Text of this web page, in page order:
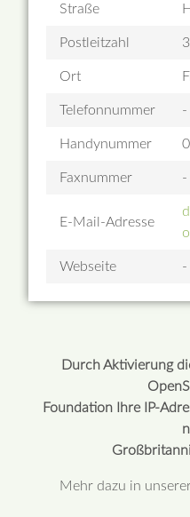
Straße
Postleitzahl
Ort
Telefonnummer -
Handynummer
Faxnummer -
E-Mail-Adresse
Webseite -
Durch Aktivierung
Foundation Ihre IP-
Mehr dazu in